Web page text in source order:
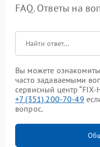
FAQ. Ответы на
Вы можете
часто задаваемыми
сервисный центр
+7 (351) 200-70-49
вопрос.